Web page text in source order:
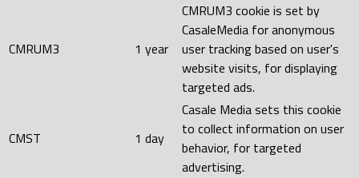
CMRUM3 1 year
CMRUM3 cookie is set by
CasaleMedia for anonymous
user tracking based on user's
website visits, for displaying
targeted ads.
CMST 1 day
Casale Media sets this cookie
to collect information on user
behavior, for targeted
advertising.